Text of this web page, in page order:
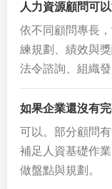
人力資源顧問可
依不同顧問專長
練規劃、績效與
法令諮詢、組織發
如果企業還沒有
可以。部分顧問
補足人資基礎作
做盤點與規劃。